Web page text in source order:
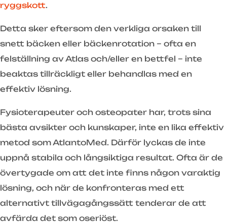
ryggskott.
Detta sker eftersom den verkliga orsaken till
snett bäcken eller bäckenrotation – ofta en
felställning av Atlas och/eller en bettfel – inte
beaktas tillräckligt eller behandlas med en
effektiv lösning.
Fysioterapeuter och osteopater har, trots sina
bästa avsikter och kunskaper, inte en lika effektiv
metod som AtlantoMed. Därför lyckas de inte
uppnå stabila och långsiktiga resultat. Ofta är de
övertygade om att det inte finns någon varaktig
lösning, och när de konfronteras med ett
alternativt tillvägagångssätt tenderar de att
avfärda det som oseriöst.